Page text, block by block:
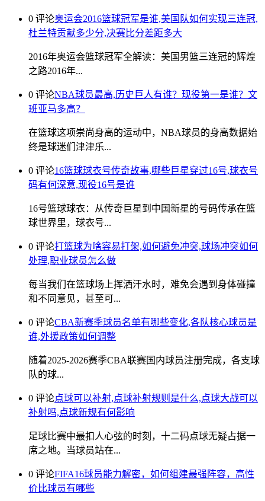
0 评论奥运会2016篮球冠军是谁,美国队如何实现三连冠,
杜兰特贡献多少分,决赛比分差距多大
2016年奥运会篮球冠军全解读：美国男篮三连冠的辉煌
之路2016年...
0 评论NBA球员最高,历史巨人有谁？现役第一是谁？文
班亚马多高？
在篮球这项崇尚身高的运动中，NBA球员的身高数据始
终是球迷们津津乐...
0 评论16篮球球衣号传奇故事,哪些巨星穿过16号,球衣号
码有何深意,现役16号是谁
16号篮球球衣：从传奇巨星到中国新星的号码传承在篮
球世界里，球衣号...
0 评论打篮球为啥容易打架,如何避免冲突,球场冲突如何
处理,职业球员怎么做
每当我们在篮球场上挥洒汗水时，难免会遇到身体碰撞
和不同意见，甚至可...
0 评论CBA新赛季球员名单有哪些变化,各队核心球员是
谁,外援政策如何调整
随着2025-2026赛季CBA联赛国内球员注册完成，各支球
队的球...
0 评论点球可以补射,点球补射规则是什么,点球大战可以
补射吗,点球新规有何影响
足球比赛中最扣人心弦的时刻，十二码点球无疑占据一
席之地。当球员站在...
0 评论FIFA16球员能力解密，如何组建最强阵容，高性
价比球员有哪些